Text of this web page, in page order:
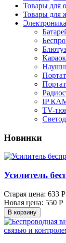
Товары для
Товары для
Электроника
IP
TV-
Новинки
Усилитель
Старая цена: 633 Р
Новая цена: 550 Р
В корзину